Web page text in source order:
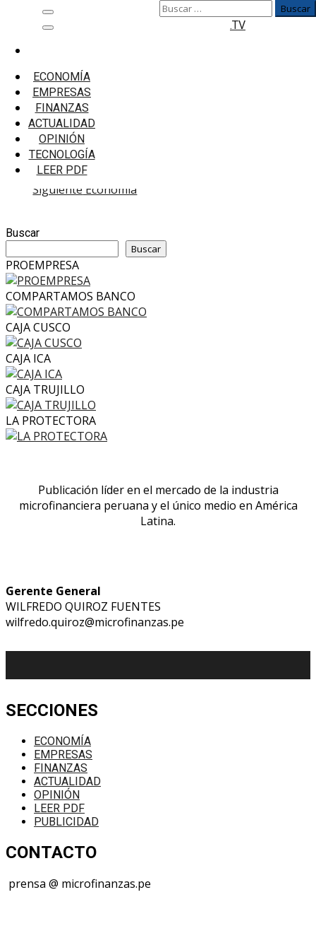
Menú
principal
ECONOMÍA
EMPRESAS
FINANZAS
ACTUALIDAD
OPINIÓN
TECNOLOGÍA
LEER PDF
Buscar:
.TV
Empresas
Empresas
Post
navigation
AnteriorEstilos
Siguiente Economia
Buscar
Buscar
PROEMPRESA
COMPARTAMOS BANCO
CAJA CUSCO
CAJA ICA
CAJA TRUJILLO
LA PROTECTORA
Publicación líder en el mercado de la industria
microfinanciera peruana y el único medio en América
Latina.
Gerente General
WILFREDO QUIROZ FUENTES
wilfredo.quiroz@microfinanzas.pe
SECCIONES
ECONOMÍA
EMPRESAS
FINANZAS
ACTUALIDAD
OPINIÓN
LEER PDF
PUBLICIDAD
CONTACTO
prensa @ microfinanzas.pe